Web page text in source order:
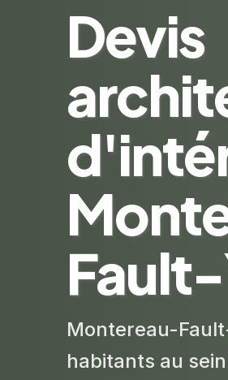
Devis
Montereau-
habitants au